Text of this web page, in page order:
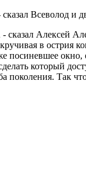
Всеволод и
Алексей
в
посиневшее
который
Так